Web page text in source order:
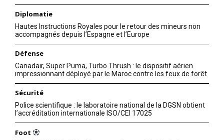
Diplomatie
Hautes Instructions Royales pour le retour des mineurs non
accompagnés depuis l’Espagne et l’Europe
Défense
Canadair, Super Puma, Turbo Thrush : le dispositif aérien
impressionnant déployé par le Maroc contre les feux de forêt
Sécurité
Police scientifique : le laboratoire national de la DGSN obtient
l’accréditation internationale ISO/CEI 17025
Foot